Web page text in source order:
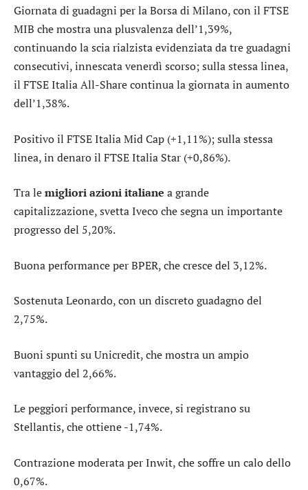
Giornata di guadagni per la Borsa di Milano, con il FTSE
MIB che mostra una plusvalenza dell’1,39%,
continuando la scia rialzista evidenziata da tre guadagni
consecutivi, innescata venerdì scorso; sulla stessa linea,
il FTSE Italia All-Sharecontinua la giornata in aumento
dell’1,38%.
Positivo il FTSE Italia Mid Cap (+1,11%); sulla stessa
linea, in denaro il FTSE Italia Star (+0,86%).
Tra lemigliori azioni italiane a grande
capitalizzazione, svettaIvecoche segna un importante
progresso del 5,20%.
Buona performance perBPER, che cresce del 3,12%.
SostenutaLeonardo, con un discreto guadagno del
2,75%.
Buoni spunti suUnicredit, che mostra un ampio
vantaggio del 2,66%.
Le peggiori performance, invece, si registrano su
Stellantis, che ottiene -1,74%.
Contrazione moderata perInwit, che soffre un calo dello
0,67%.